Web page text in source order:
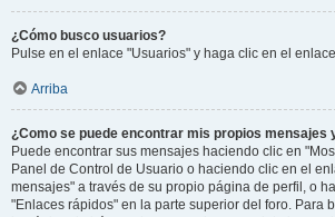
¿Cómo busco usuarios?
Pulse en el enlace "Usuarios" y haga clic en el
Arriba
¿Como se puede encontrar mis propios mensajes
Puede encontrar sus mensajes haciendo clic en
Panel de Control de Usuario o haciendo clic en el
mensajes" a través de su propio página de perfil, o
"Enlaces rápidos" en la parte superior del foro. Para